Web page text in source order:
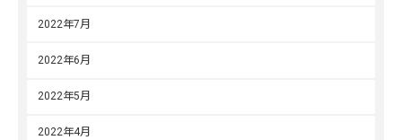
2022年7月
2022年6月
2022年5月
2022年4月